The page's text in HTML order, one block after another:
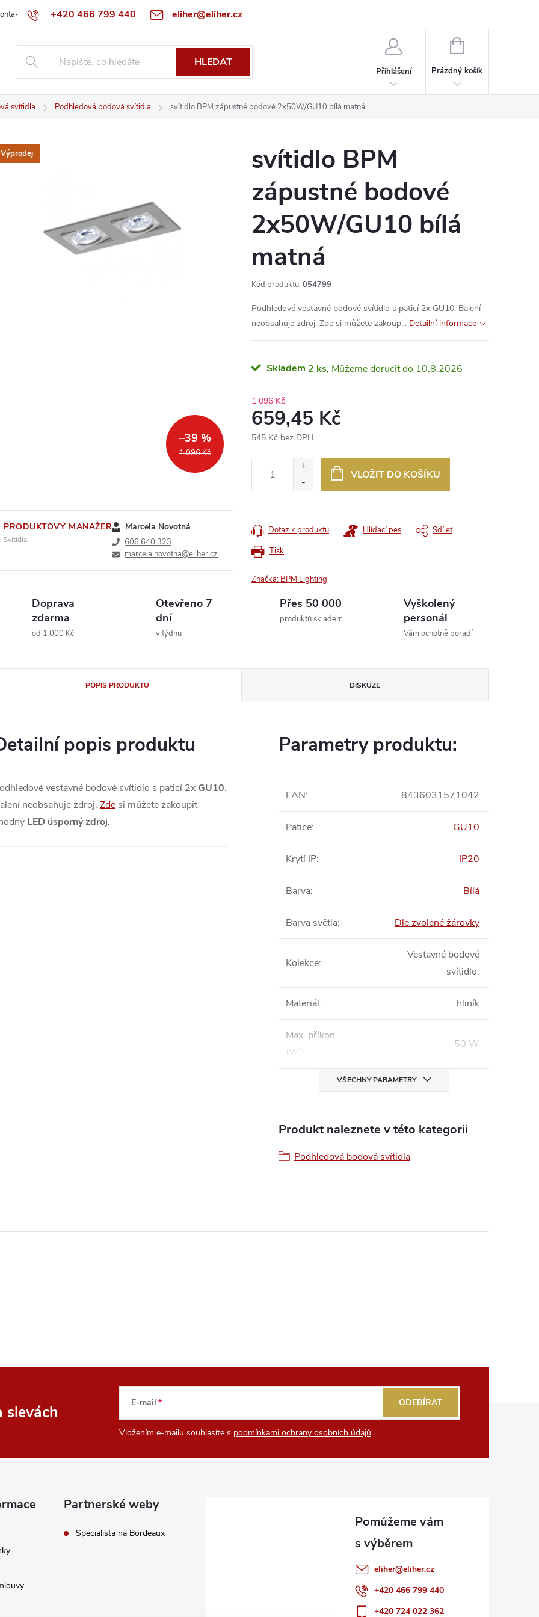
+420 466 799 440 eliher@eliher.cz
Obchodní podmínky Reklamační řád Specialista na Bordeaux
HLEDAT
Přihlášení
NÁKUPNÍ
Prázdný košík
svítidla Podhledová bodová svítidla svítidlo BPM zápustné bodové 2x50W/GU10 bílá matná
Výprodej
1 096 Kč
–39 %
PRODUKTOVÝ MANAŽER
Svítidla
Marcela Novotná
606 640 323
marcela.novotna@eliher.cz
svítidlo BPM
zápustné bodové
2x50W/GU10 bílá
matná
Kód produktu: 054799
Podhledové vestavné bodové svítidlo s paticí 2x GU10. Balení
neobsahuje zdroj. Zde si můžete zakoup... Detailní informace
Skladem 2 ks 10.8.2026
1 096 Kč
659,45 Kč
545 Kč bez DPH
VLOŽIT DO KOŠÍKU
Tisk
Dotaz k produktu Hlídací pes Sdílet
Značka: BPM Lighting
Doprava
zdarma
od 1 000 Kč
Otevřeno 7
dní
v týdnu
Přes 50 000
produktů skladem
Vyškolený
personál
Vám ochotně poradí
POPIS PRODUKTU DISKUZE
popis produktu
vestavné bodové svítidlo s paticí 2x GU10.
neobsahuje zdroj. Zde si můžete zakoupit
LED úsporný zdroj.
Parametry produktu:
EAN: 8436031571042
Patice: GU10
Krytí IP: IP20
Barva: Bílá
Barva světla: Dle zvolené žárovky
Kolekce:
Vestavné bodové
svítidlo.
Materiál: hliník
Max. příkon
(W):
50 W
VŠECHNY PARAMETRY
Produkt naleznete v této kategorii
Podhledová bodová svítidla
slevách E-mail
Vložením e-mailu souhlasíte s podmínkami ochrany osobních údajů
ODEBÍRAT
Partnerské weby
Specialista na Bordeaux
eliher@eliher.cz
+420 466 799 440
+420 724 022 362